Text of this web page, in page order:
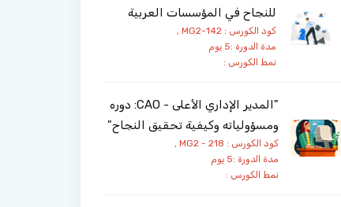
للنجاح في المؤسسات العربية
كود الكورس : MG2-142 ,
مدة الدورة :5 يوم
نمط الكورس :
"المدير الإداري الأعلى - CAO: دوره
ومسؤولياته وكيفية تحقيق النجاح"
كود الكورس : MG2 - 218 ,
مدة الدورة :5 يوم
نمط الكورس :